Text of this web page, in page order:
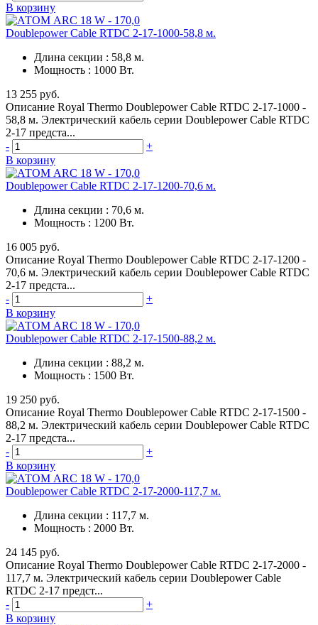
В корзину
Doublepower Cable RTDC 2-17-1000-58,8 м.
Длина секции : 58,8 м.
Мощность : 1000 Вт.
13 255 руб.
Описание Royal Thermo Doublepower Cable RTDC 2-17-1000 -
58,8 м. Электрический кабель серии Doublepower Cable RTDC
2-17 предста...
-
+
В корзину
Doublepower Cable RTDC 2-17-1200-70,6 м.
Длина секции : 70,6 м.
Мощность : 1200 Вт.
16 005 руб.
Описание Royal Thermo Doublepower Cable RTDC 2-17-1200 -
70,6 м. Электрический кабель серии Doublepower Cable RTDC
2-17 предста...
-
+
В корзину
Doublepower Cable RTDC 2-17-1500-88,2 м.
Длина секции : 88,2 м.
Мощность : 1500 Вт.
19 250 руб.
Описание Royal Thermo Doublepower Cable RTDC 2-17-1500 -
88,2 м. Электрический кабель серии Doublepower Cable RTDC
2-17 предста...
-
+
В корзину
Doublepower Cable RTDC 2-17-2000-117,7 м.
Длина секции : 117,7 м.
Мощность : 2000 Вт.
24 145 руб.
Описание Royal Thermo Doublepower Cable RTDC 2-17-2000 -
117,7 м. Электрический кабель серии Doublepower Cable
RTDC 2-17 предст...
-
+
В корзину